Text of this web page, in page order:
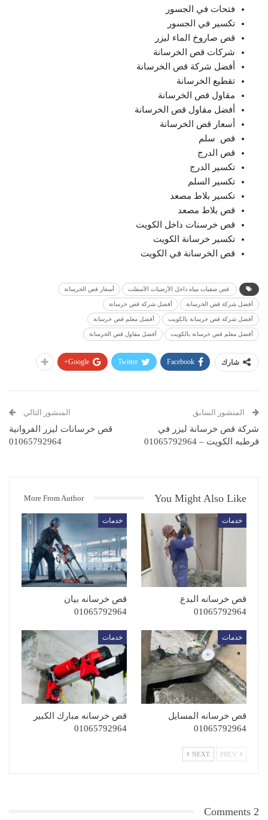
‏فتحات في ‏الجسور
تكسير في الجسور
‏قص ‏صاروخ الماء ليزر
‏شركات قص الخرسانة
‏أفضل شركة قص الخرسانة
‏تقطيع الخرسانة
‏مقاول قص الخرسانة
‏أفضل مقاول قص الخرسانة
‏أسعار قص الخرسانة
‏قص ‏ ‏سلم
‏قص الدرج
‏تكسير الدرج
‏تكسير السلم
‏تكسير بلاط مصعد
‏قص بلاط مصعد
‏قص خرسنات داخل الكويت
‏تكسير خرسانة الكويت
قص ‏الخرسانة في الكويت
‏ ‏قص ‏صفيات مياه داخل الأرضيات الأسفلت ‏أسعار قص الخرسانة
‏أفضل شركة قص الخرسانة أفضل شركة قص خرسانة
أفضل شركة قص خرسانة بالكويت أفضل معلم قص خرسانة
أفضل معلم قص خرسانة بالكويت ‏أفضل مقاول قص الخرسانة
شارك Facebook
Twitter
Google+
المنشور السابق
شركة قص خرسانة ليزر في
قرطبه الكويت – 01065792964
المنشور التالي
قص خرسانات ليزر الفروانية
01065792964
You Might Also Like
More From Author
خدمات
قص خرسانه البدع
01065792964
خدمات
قص خرسانه بيان
01065792964
خدمات
قص خرسانه المسايل
01065792964
خدمات
قص خرسانه مبارك الكبير
01065792964
NEXT
2 Comments